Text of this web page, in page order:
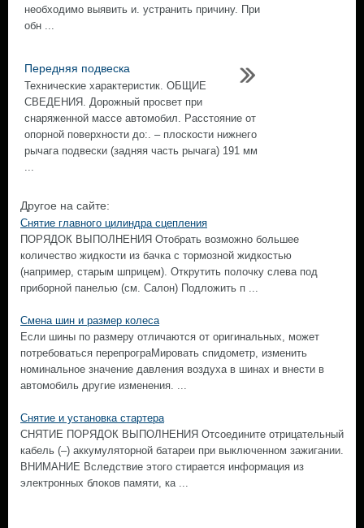
необходимо выявить и. устранить причину. При
обн ...
Передняя подвеска
Технические характеристик. ОБЩИЕ
СВЕДЕНИЯ. Дорожный просвет при
снаряженной массе автомобил. Расстояние от
опорной поверхности до:. – плоскости нижнего
рычага подвески (задняя часть рычага) 191 мм
...
Другое на сайте:
Снятие главного цилиндра сцепления
ПОРЯДОК ВЫПОЛНЕНИЯ Отобрать возможно большее
количество жидкости из бачка с тормозной жидкостью
(например, старым шприцем). Открутить полочку слева под
приборной панелью (см. Салон) Подложить п ...
Смена шин и размер колеса
Если шины по размеру отличаются от оригинальных, может
потребоваться перепрограМировать спидометр, изменить
номинальное значение давления воздуха в шинах и внести в
автомобиль другие изменения. ...
Снятие и установка стартера
СНЯТИЕ ПОРЯДОК ВЫПОЛНЕНИЯ Отсоедините отрицательный
кабель (–) аккумуляторной батареи при выключенном зажигании.
ВНИМАНИЕ Вследствие этого стирается информация из
электронных блоков памяти, ка ...